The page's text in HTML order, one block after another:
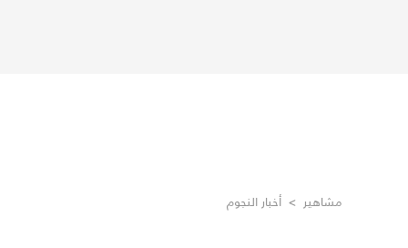
مشاهير > أخبار النجوم